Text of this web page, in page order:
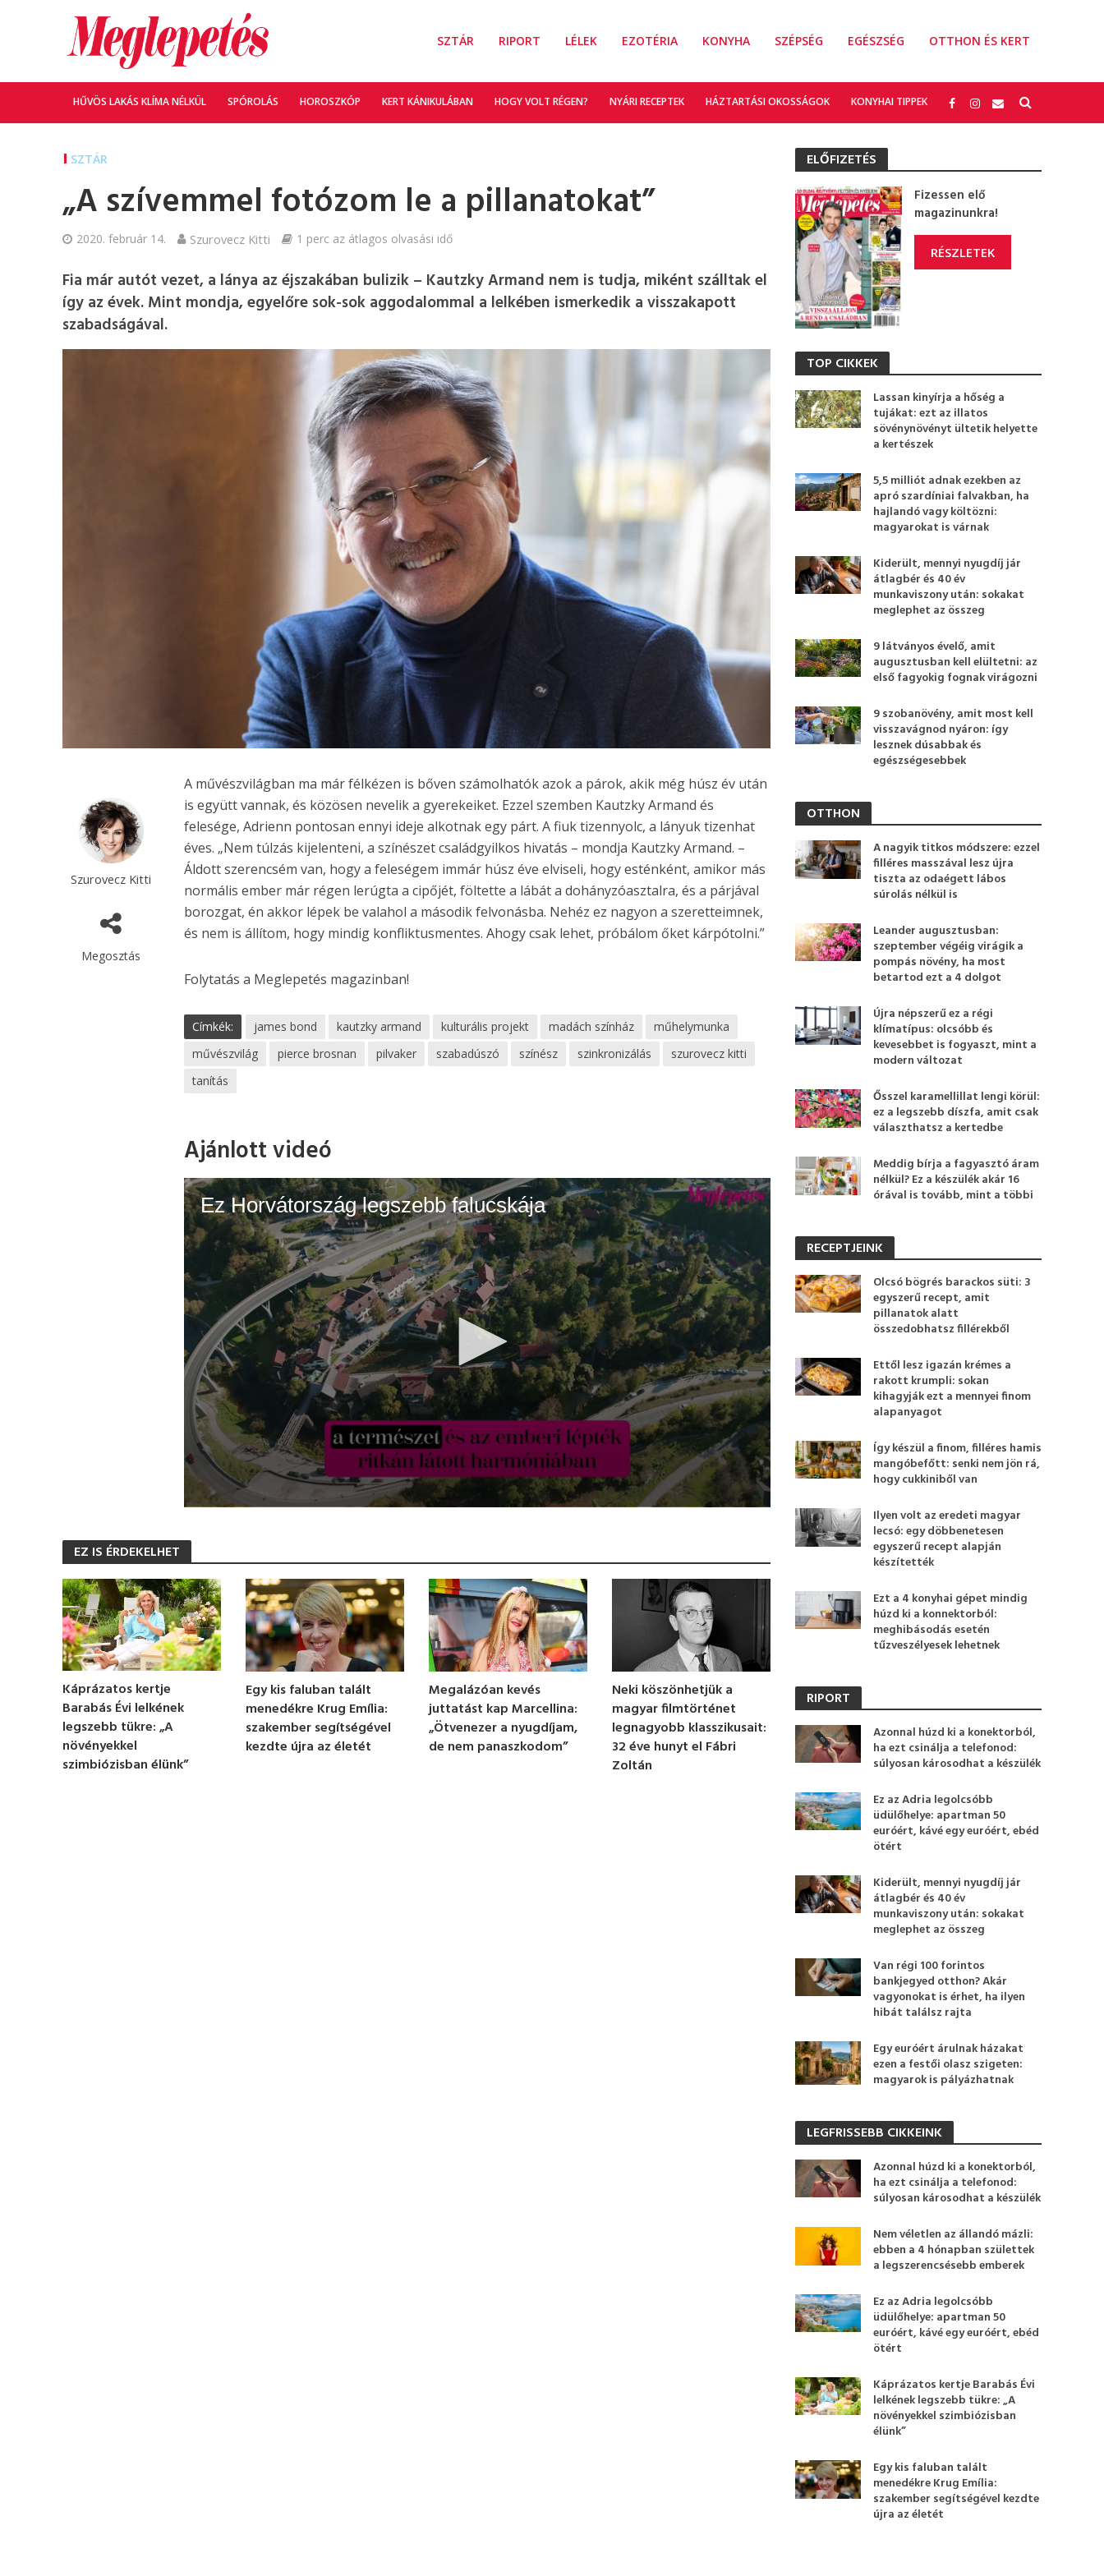
SZTÁR RIPORT LÉLEK EZOTÉRIA KONYHA SZÉPSÉG EGÉSZSÉG OTTHON ÉS KERT
HŰVÖS LAKÁS KLÍMA NÉLKÜL SPÓROLÁS HOROSZKÓP KERT KÁNIKULÁBAN HOGY VOLT RÉGEN? NYÁRI RECEPTEK HÁZTARTÁSI OKOSSÁGOK KONYHAI TIPPEK
SZTÁR
„A szívemmel fotózom le a pillanatokat”
2020. február 14. Szurovecz Kitti 1 perc az átlagos olvasási idő
Fia már autót vezet, a lánya az éjszakában bulizik – Kautzky Armand nem is tudja, miként szálltak el
így az évek. Mint mondja, egyelőre sok-sok aggodalommal a lelkében ismerkedik a visszakapott
szabadságával.
Szurovecz Kitti
Megosztás
A művészvilágban ma már félkézen is bőven számolhatók azok a párok, akik még húsz év után
is együtt vannak, és közösen nevelik a gyerekeiket. Ezzel szemben Kautzky Armand és
felesége, Adrienn pontosan ennyi ideje alkotnak egy párt. A fiuk tizennyolc, a lányuk tizenhat
éves. „Nem túlzás kijelenteni, a színészet családgyilkos hivatás – mondja Kautzky Armand. –
Áldott szerencsém van, hogy a feleségem immár húsz éve elviseli, hogy esténként, amikor más
normális ember már régen lerúgta a cipőjét, föltette a lábát a dohányzóasztalra, és a párjával
borozgat, én akkor lépek be valahol a második felvonásba. Nehéz ez nagyon a szeretteimnek,
és nem is állítom, hogy mindig konfliktusmentes. Ahogy csak lehet, próbálom őket kárpótolni.”
Folytatás a Meglepetés magazinban!
Címkék: james bond kautzky armand kulturális projekt madách színház
műhelymunka
művészvilág
pierce brosnan pilvaker szabadúszó színész szinkronizálás
szurovecz kitti
tanítás
Ajánlott videó
Ez Horvátország legszebb falucskája
e
o
n
d
s
o
f
1
m
i
t
3
EZ IS ÉRDEKELHET
Káprázatos kertje
Barabás Évi lelkének
legszebb tükre: „A
növényekkel
szimbiózisban élünk”
Egy kis faluban talált
menedékre Krug Emília:
szakember segítségével
kezdte újra az életét
Megalázóan kevés
juttatást kap Marcellina:
„Ötvenezer a nyugdíjam,
de nem panaszkodom”
Neki köszönhetjük a
magyar filmtörténet
legnagyobb klasszikusait:
32 éve hunyt el Fábri
Zoltán
ELŐFIZETÉS
Fizessen elő
magazinunkra!
RÉSZLETEK
TOP CIKKEK
Lassan kinyírja a hőség a
tujákat: ezt az illatos
sövénynövényt ültetik helyette
a kertészek
5,5 milliót adnak ezekben az
apró szardíniai falvakban, ha
hajlandó vagy költözni:
magyarokat is várnak
Kiderült, mennyi nyugdíj jár
átlagbér és 40 év
munkaviszony után: sokakat
meglephet az összeg
9 látványos évelő, amit
augusztusban kell elültetni: az
első fagyokig fognak virágozni
9 szobanövény, amit most kell
visszavágnod nyáron: így
lesznek dúsabbak és
egészségesebbek
OTTHON
A nagyik titkos módszere: ezzel
filléres masszával lesz újra
tiszta az odaégett lábos
súrolás nélkül is
Leander augusztusban:
szeptember végéig virágik a
pompás növény, ha most
betartod ezt a 4 dolgot
Újra népszerű ez a régi
klímatípus: olcsóbb és
kevesebbet is fogyaszt, mint a
modern változat
Ősszel karamellillat lengi körül:
ez a legszebb díszfa, amit csak
választhatsz a kertedbe
Meddig bírja a fagyasztó áram
nélkül? Ez a készülék akár 16
órával is tovább, mint a többi
RECEPTJEINK
Olcsó bögrés barackos süti: 3
egyszerű recept, amit
pillanatok alatt
összedobhatsz fillérekből
Ettől lesz igazán krémes a
rakott krumpli: sokan
kihagyják ezt a mennyei finom
alapanyagot
Így készül a finom, filléres hamis
mangóbefőtt: senki nem jön rá,
hogy cukkiniből van
Ilyen volt az eredeti magyar
lecsó: egy döbbenetesen
egyszerű recept alapján
készítették
Ezt a 4 konyhai gépet mindig
húzd ki a konnektorból:
meghibásodás esetén
tűzveszélyesek lehetnek
RIPORT
Azonnal húzd ki a konektorból,
ha ezt csinálja a telefonod:
súlyosan károsodhat a készülék
Ez az Adria legolcsóbb
üdülőhelye: apartman 50
euróért, kávé egy euróért, ebéd
ötért
Kiderült, mennyi nyugdíj jár
átlagbér és 40 év
munkaviszony után: sokakat
meglephet az összeg
Van régi 100 forintos
bankjegyed otthon? Akár
vagyonokat is érhet, ha ilyen
hibát találsz rajta
Egy euróért árulnak házakat
ezen a festői olasz szigeten:
magyarok is pályázhatnak
LEGFRISSEBB CIKKEINK
Azonnal húzd ki a konektorból,
ha ezt csinálja a telefonod:
súlyosan károsodhat a készülék
Nem véletlen az állandó mázli:
ebben a 4 hónapban születtek
a legszerencsésebb emberek
Ez az Adria legolcsóbb
üdülőhelye: apartman 50
euróért, kávé egy euróért, ebéd
ötért
Káprázatos kertje Barabás Évi
lelkének legszebb tükre: „A
növényekkel szimbiózisban
élünk”
Egy kis faluban talált
menedékre Krug Emília:
szakember segítségével kezdte
újra az életét